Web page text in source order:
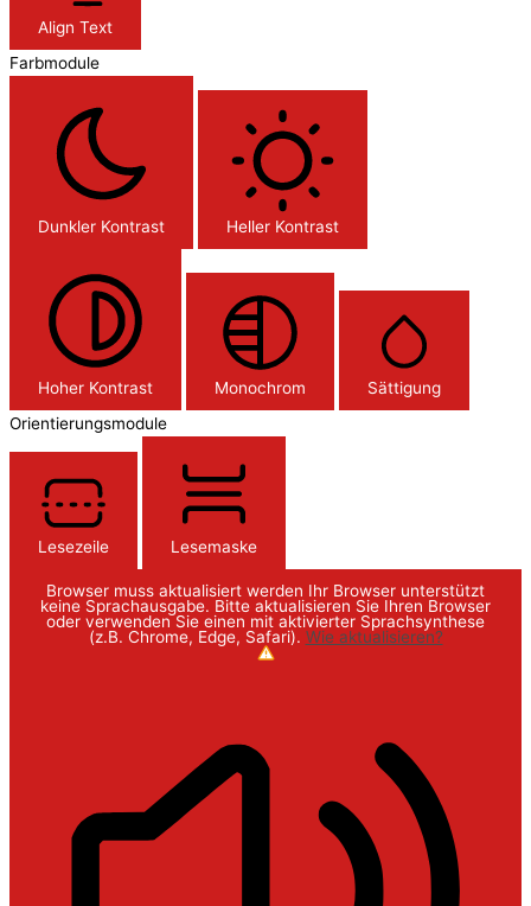
Align Text
Farbmodule
Dunkler Kontrast Heller Kontrast
Hoher Kontrast Monochrom
Sättigung
Orientierungsmodule
Lesezeile Lesemaske
Browser muss aktualisiert werden Ihr Browser unterstützt
keine Sprachausgabe. Bitte aktualisieren Sie Ihren Browser
oder verwenden Sie einen mit aktivierter Sprachsynthese
(z.B. Chrome, Edge, Safari). Wie aktualisieren?